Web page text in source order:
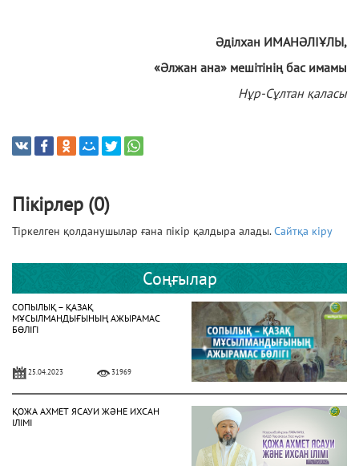
Әділхан ИМАНӘЛІҰЛЫ,
«Әлжан ана» мешітінің бас имамы
Нұр-Сұлтан қаласы
Пікірлер (0)
Тіркелген қолданушылар ғана пікір қалдыра алады.Сайтқа кіру
Соңғылар
СОПЫЛЫҚ – ҚАЗАҚ
МҰСЫЛМАНДЫҒЫНЫҢ АЖЫРАМАС
БӨЛІГІ
25.04.2023 31969
ҚОЖА АХМЕТ ЯСАУИ ЖӘНЕ ИХСАН
ІЛІМІ